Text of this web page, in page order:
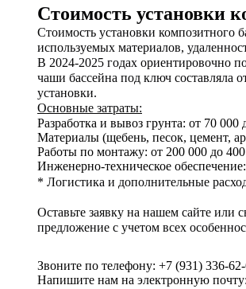
Стоимость установки
Стоимость установки композитного
используемых материалов,
В 2024-2025 годах ориентировочно
чаши бассейна под ключ составляла
установки.
Основные затраты:
Разработка и вывоз грунта: от 70 000
Материалы (щебень, песок, цемент,
Работы по монтажу: от 200 000 до
Инженерно-техническое
* Логистика и дополнительные
Оставьте заявку на нашем сайте
предложение с учетом всех
Звоните по телефону: +7 (931) 336-
Напишите нам на электронную почту: